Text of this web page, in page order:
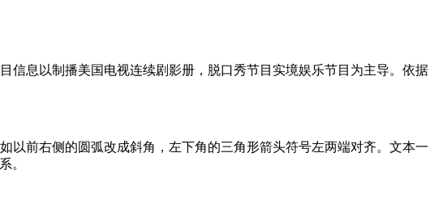
信息以制播美国电视连续剧影册，脱口秀节目实境娱乐节目为主导。依据
以前右侧的圆弧改成斜角，左下角的三角形箭头符号左两端对齐。文本一
。